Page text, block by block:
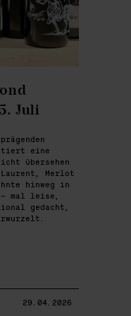
Juli
eine
übersehen
Merlot
hinweg in
mal leise,
gedacht,
29.04.2026